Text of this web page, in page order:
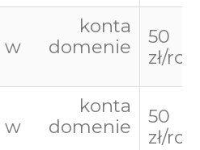
konta
w domenie
50
zł/
konta
w domenie
50
zł/